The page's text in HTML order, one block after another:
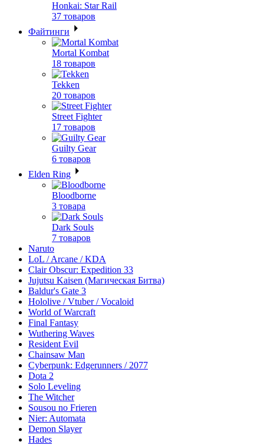
Honkai: Star Rail
37 товаров
Файтинги
Mortal Kombat
18 товаров
Tekken
20 товаров
Street Fighter
17 товаров
Guilty Gear
6 товаров
Elden Ring
Bloodborne
3 товара
Dark Souls
7 товаров
Naruto
LoL / Arcane / KDA
Clair Obscur: Expedition 33
Jujutsu Kaisen (Магическая Битва)
Baldur's Gate 3
Hololive / Vtuber / Vocaloid
World of Warcraft
Final Fantasy
Wuthering Waves
Resident Evil
Chainsaw Man
Cyberpunk: Edgerunners / 2077
Dota 2
Solo Leveling
The Witcher
Sousou no Frieren
Nier: Automata
Demon Slayer
Hades